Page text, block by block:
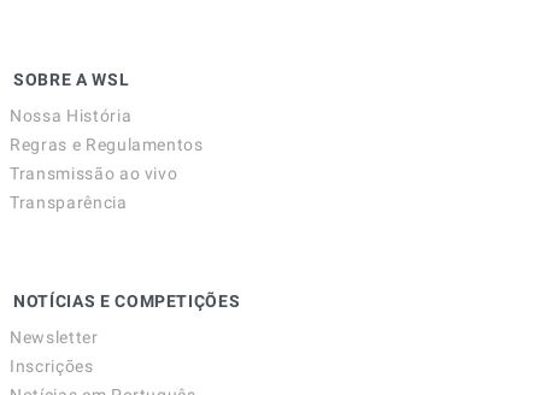
SOBRE A WSL
Nossa História
Regras e Regulamentos
Transmissão ao vivo
Transparência
NOTÍCIAS E COMPETIÇÕES
Newsletter
Inscrições